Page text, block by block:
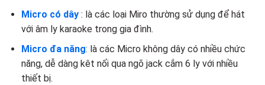
Micro có dây : là các loại Miro thường sử dụng để hát
với âm ly karaoke trong gia đình.
Micro đa năng: là các Micro không dây có nhiều chức
năng, dễ dàng kêt nối qua ngõ jack cắm 6 ly với nhiều
thiết bị.